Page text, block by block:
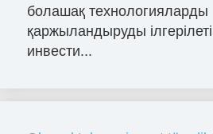
болашақ технологияларды
қаржыландыруды
инвести...